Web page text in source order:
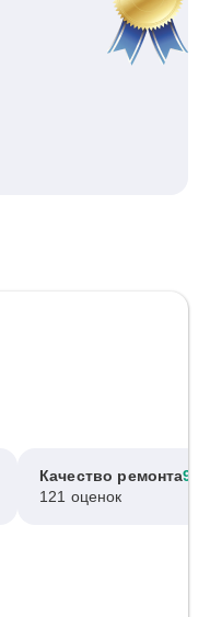
Качество ремонта
121 оценок